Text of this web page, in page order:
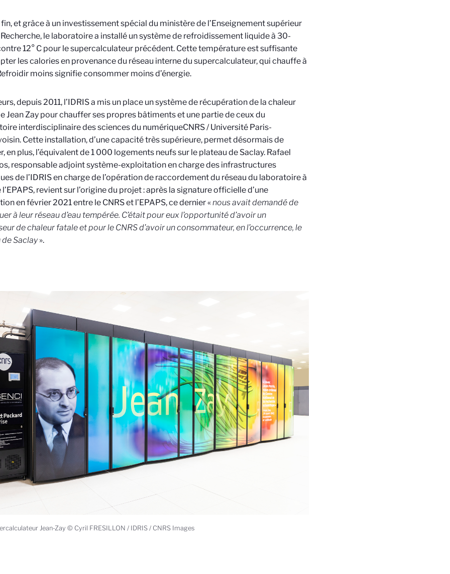
et grâce à un investissement spécial du ministère de l’Enseignement supérieur
le laboratoire a installé un système de refroidissement liquide à 30-
12° C pour le supercalculateur précédent. Cette température est suffisante
les calories en provenance du réseau interne du supercalculateur, qui chauffe à
moins signifie consommer moins d’énergie.
depuis 2011, l’IDRIS a mis un place un système de récupération de la chaleur
Jean Zay pour chauffer ses propres bâtiments et une partie de ceux du
interdisciplinaire des sciences du numériqueCNRS / Université Paris-
Cette installation, d’une capacité très supérieure, permet désormais de
en plus, l’équivalent de 1 000 logements neufs sur le plateau de Saclay. Rafael
responsable adjoint système-exploitation en charge des infrastructures
de l’IDRIS en charge de l’opération de raccordement du réseau du laboratoire à
revient sur l’origine du projet : après la signature officielle d’une
en février 2021 entre le CNRS et l’EPAPS, ce dernier «nous avait demandé de
à leur réseau d’eau tempérée. C’était pour eux l’opportunité d’avoir un
de chaleur fatale et pour le CNRS d’avoir un consommateur, en l’occurrence, le
Saclay».
Jean-Zay © Cyril FRESILLON / IDRIS / CNRS Images